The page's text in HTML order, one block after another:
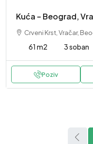
Kuća – Beograd,
Crveni Krst, Vračar,
61 m2 3 soban
Poziv